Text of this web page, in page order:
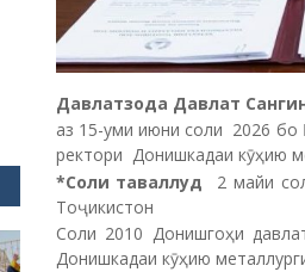
Давлатзода Давлат
аз 15-уми июни соли 2026 бо
ректори Донишкадаи кӯҳию
*Соли таваллуд 2 майи
Тоҷикистон
Соли 2010 Донишгоҳи
Донишкадаи кӯҳию